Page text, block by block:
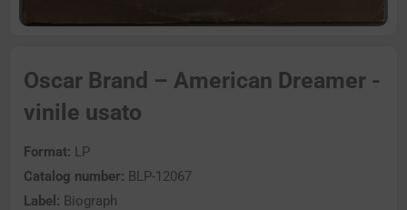
Oscar Brand – American Dreamer -
vinile usato
Format: LP
Catalog number: BLP-12067
Label: Biograph